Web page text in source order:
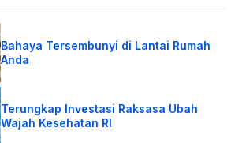
Bahaya Tersembunyi di Lantai Rumah
Anda
Terungkap Investasi Raksasa Ubah
Wajah Kesehatan RI